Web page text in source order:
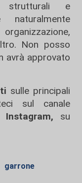
strutturali e
Non posso
avrà approvato
sulle principali
sul canale
Instagram, su
garrone